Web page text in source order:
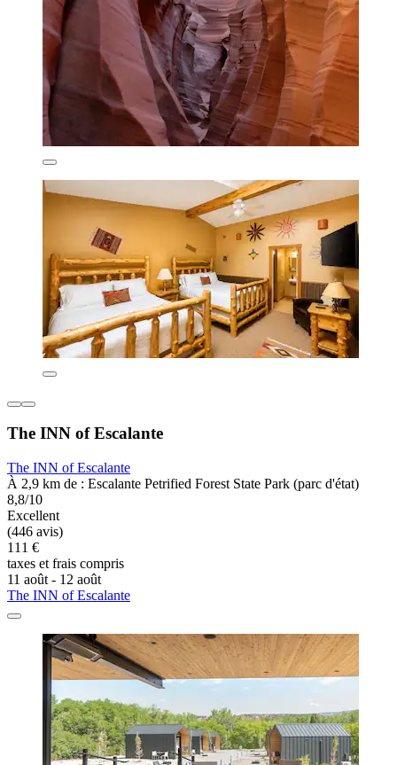
The INN of Escalante
The INN of Escalante
À 2,9 km de : Escalante Petrified Forest State Park (parc d'état)
8,8/10
Excellent
(446 avis)
111 €
taxes et frais compris
11 août - 12 août
The INN of Escalante